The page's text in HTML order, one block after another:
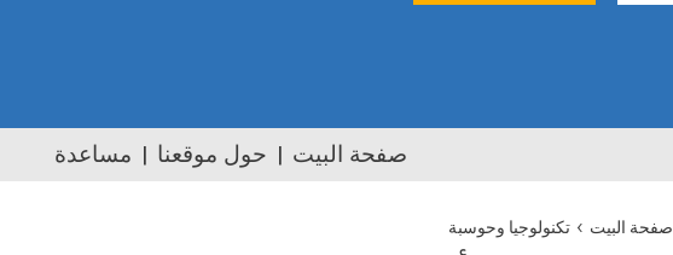
صفحة البيت حول موقعنا مساعدة
صفحة البيت › تكنولوجيا وحوسبة